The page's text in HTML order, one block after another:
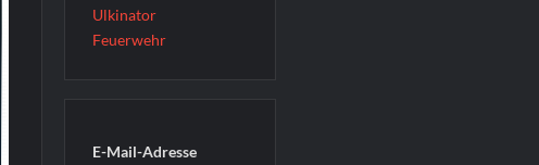
Ulkinator
Feuerwehr
E-Mail-Adresse